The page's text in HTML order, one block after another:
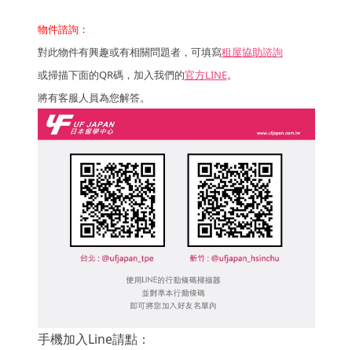
物件諮詢：
對此物件有興趣或有相關問題者，可填寫租屋協助諮詢
或掃描下面的QR碼，加入我們的官方LINE。
將有客服人員為您解答。
手機加入Line請點：